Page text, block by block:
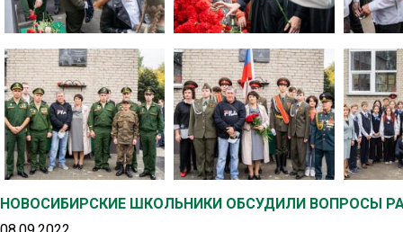
НОВОСИБИРСКИЕ ШКОЛЬНИКИ ОБСУДИЛИ ВОПРОСЫ